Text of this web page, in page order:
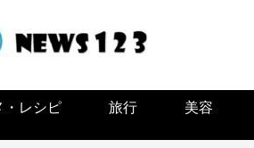
・レシピ 旅行 美容